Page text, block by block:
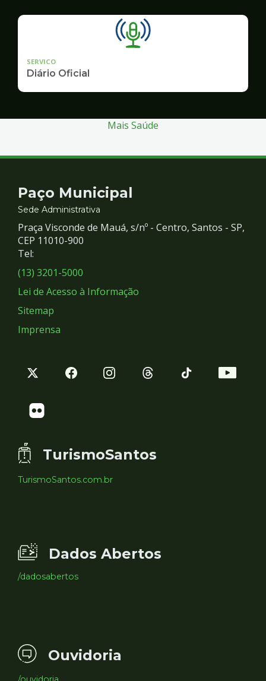
SERVICO
Diário Oficial
Mais Saúde
Contato
e
Redes
Sociais
Paço Municipal
Sede Administrativa
Praça Visconde de Mauá, s/nº - Centro, Santos - SP,
CEP 11010-900
Tel:
(13) 3201-5000
Lei de Acesso à Informação
Sitemap
Imprensa
TurismoSantos
TurismoSantos.com.br
Dados Abertos
/dadosabertos
Ouvidoria